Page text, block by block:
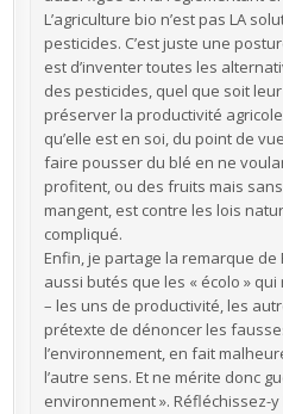
L’agriculture bio n’est pas LA
pesticides. C’est juste une
est d’inventer toutes les
des pesticides, quel que soit
préserver la productivité
qu’elle est en soi, du point de
faire pousser du blé en ne
profitent, ou des fruits mais
mangent, est contre les lois
compliqué.
Enfin, je partage la remarque de
aussi butés que les « écolo »
– les uns de productivité, les
prétexte de dénoncer les
l’environnement, en fait
l’autre sens. Et ne mérite donc
environnement ». Réfléchissez-